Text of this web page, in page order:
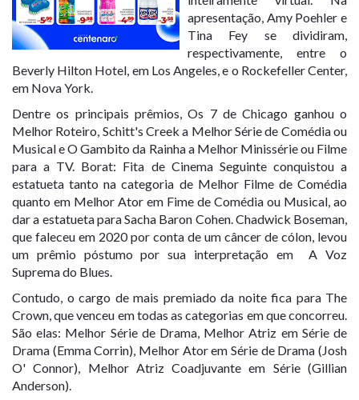
apresentação, Amy Poehler e
Tina Fey se dividiram,
respectivamente, entre o
Beverly Hilton Hotel, em Los Angeles, e o Rockefeller Center,
em Nova York.
Dentre os principais prêmios, Os 7 de Chicago ganhou o
Melhor Roteiro, Schitt's Creek a Melhor Série de Comédia ou
Musical e O Gambito da Rainha a Melhor Minissérie ou Filme
para a TV. Borat: Fita de Cinema Seguinte conquistou a
estatueta tanto na categoria de Melhor Filme de Comédia
quanto em Melhor Ator em Fime de Comédia ou Musical, ao
dar a estatueta para Sacha Baron Cohen. Chadwick Boseman,
que faleceu em 2020 por conta de um câncer de cólon, levou
um prêmio póstumo por sua interpretação em A Voz
Suprema do Blues.
Contudo, o cargo de mais premiado da noite fica para The
Crown, que venceu em todas as categorias em que concorreu.
São elas: Melhor Série de Drama, Melhor Atriz em Série de
Drama (Emma Corrin), Melhor Ator em Série de Drama (Josh
O' Connor), Melhor Atriz Coadjuvante em Série (Gillian
Anderson).